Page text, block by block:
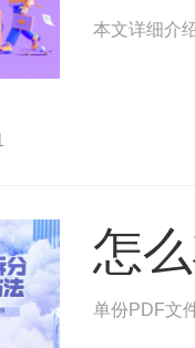
本文详细介
怎
单份PDF文